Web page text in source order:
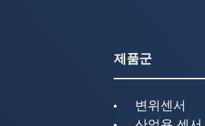
제품군
변위센서